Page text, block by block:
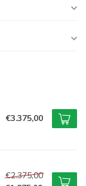
€3.375,00
€2.375,00